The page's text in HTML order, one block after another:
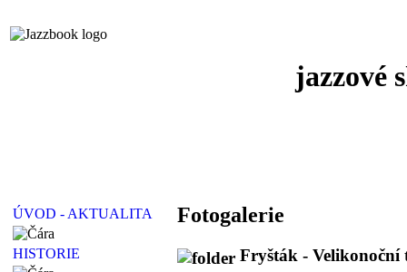
jazzové
ÚVOD - AKTUALITA
HISTORIE
Fotogalerie
Fryšták - Velikonoční